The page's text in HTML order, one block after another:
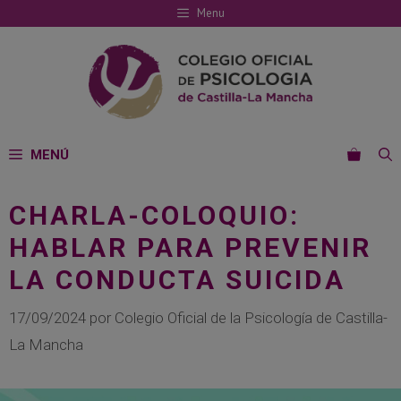
al
Menu
MENÚ
CHARLA-COLOQUIO:
HABLAR PARA PREVENIR
LA CONDUCTA SUICIDA
17/09/2024 por Colegio Oficial de la Psicología de Castilla-
La Mancha